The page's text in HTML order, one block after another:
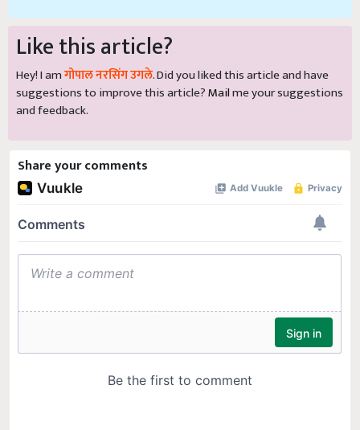
Like this article?
Hey! I amगोपाल नरसिंग उगले. Did you liked this article and have
suggestions to improve this article?Mailme your suggestions
and feedback.
Share your comments